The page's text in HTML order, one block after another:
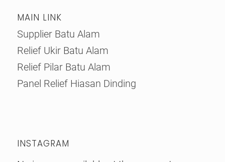
MAIN LINK
Supplier Batu Alam
Relief Ukir Batu Alam
Relief Pilar Batu Alam
Panel Relief Hiasan Dinding
INSTAGRAM